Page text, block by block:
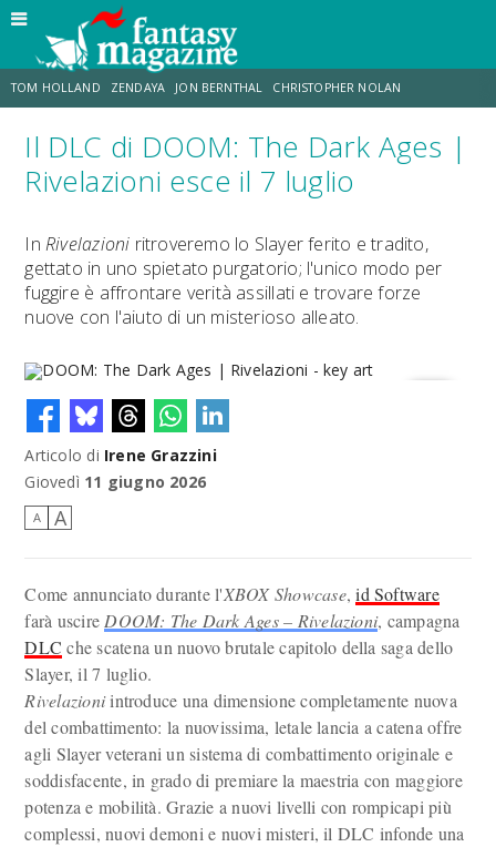
TOM HOLLAND ZENDAYA JON BERNTHAL CHRISTOPHER NOLAN
STRANIMONDI LUCCA COMICS & GAMES ODISSEA JACOB BATALON
Il DLC di DOOM: The Dark Ages |
Rivelazioni esce il 7 luglio
InRivelazioni ritroveremo lo Slayer ferito e tradito,
gettato in uno spietato purgatorio; l'unico modo per
fuggire è affrontare verità assillati e trovare forze
nuove con l'aiuto di un misterioso alleato.
DOOM: The Dark Ages | Rivelazioni - key art
Articolo di Irene Grazzini
Giovedì 11 giugno 2026
A A
Come annunciato durante l'XBOX Showcase,id Software
farà uscire DOOM: The Dark Ages – Rivelazioni, campagna
DLC che scatena un nuovo brutale capitolo della saga dello
Slayer, il 7 luglio.
Rivelazioniintroduce una dimensione completamente nuova
del combattimento: la nuovissima, letale lancia a catena offre
agli Slayer veterani un sistema di combattimento originale e
soddisfacente, in grado di premiare la maestria con maggiore
potenza e mobilità. Grazie a nuovi livelli con rompicapi più
complessi, nuovi demoni e nuovi misteri, il DLC infonde una